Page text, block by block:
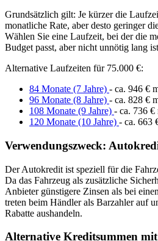
Grundsätzlich gilt: Je kürzer die
monatliche Rate, aber desto geringer
Wählen Sie eine Laufzeit, bei der die
Budget passt, aber nicht unnötig lang
Alternative Laufzeiten für 75.000 €:
84 Monate (7 Jahre) - ca. 946 €
96 Monate (8 Jahre) - ca. 828 €
108 Monate (9 Jahre) - ca. 736 €
120 Monate (10 Jahre) - ca. 663
Verwendungszweck:
Der Autokredit ist speziell für die
Da das Fahrzeug als zusätzliche
Anbieter günstigere Zinsen als bei
treten beim Händler als Barzahler auf
Rabatte aushandeln.
Alternative Kreditsummen